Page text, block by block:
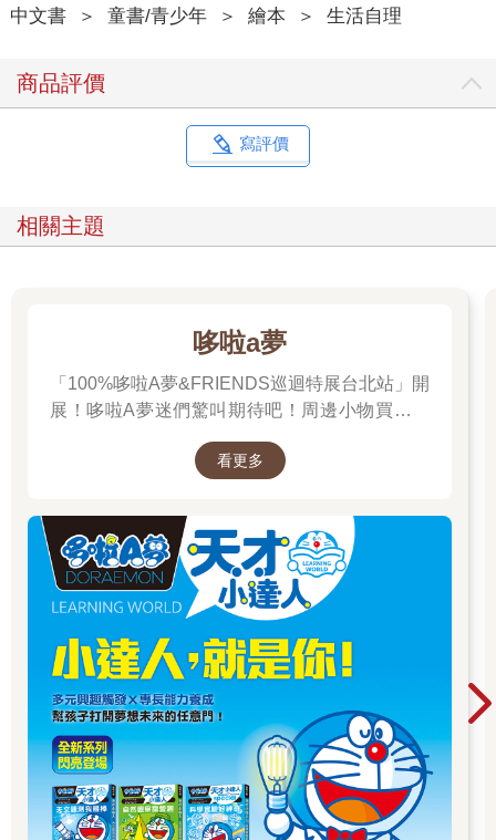
中文書 ＞ 童書/青少年 ＞ 繪本 ＞ 生活自理
商品評價
寫評價
相關主題
哆啦a夢
「100%哆啦A夢&FRIENDS巡迴特展台北站」開
展！哆啦A夢迷們驚叫期待吧！周邊小物買起來
看更多